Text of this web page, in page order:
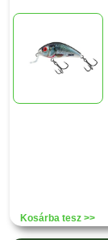
Kosárba tesz >>